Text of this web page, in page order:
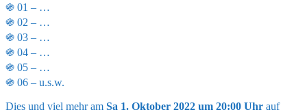
֍ 01 – …
֍ 02 – …
֍ 03 – …
֍ 04 – …
֍ 05 – …
֍ 06 – u.s.w.
Dies und viel mehr am Sa 1. Oktober 2022 um 20:00 Uhr auf